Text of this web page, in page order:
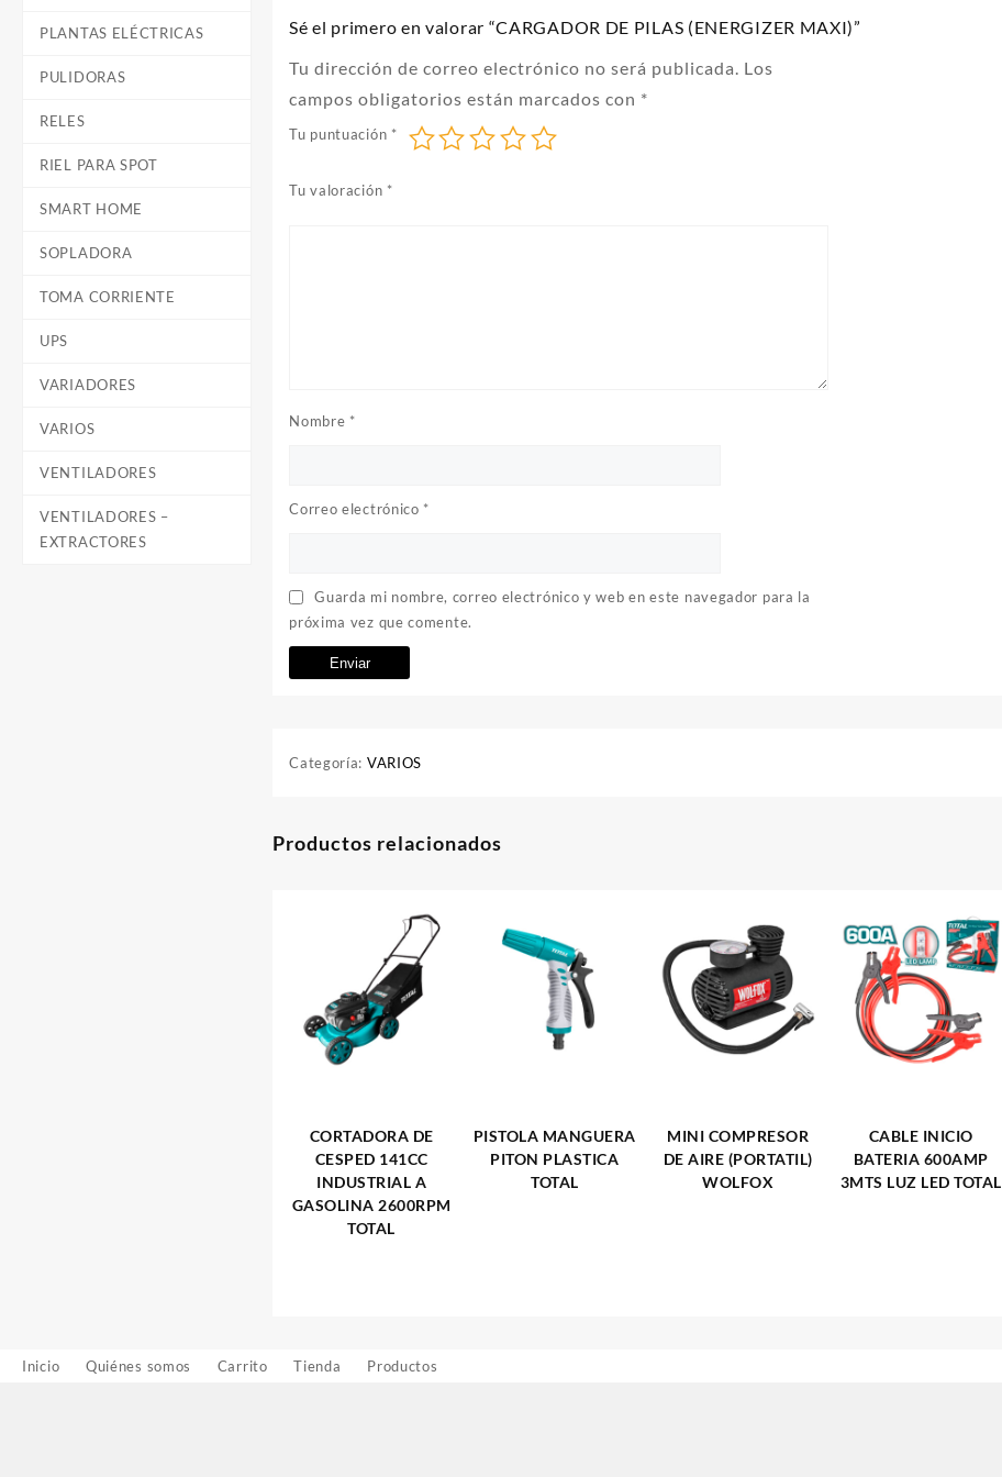
PLANTAS ELÉCTRICAS
PULIDORAS
RELES
RIEL PARA SPOT
SMART HOME
SOPLADORA
TOMA CORRIENTE
UPS
VARIADORES
VARIOS
VENTILADORES
VENTILADORES –
EXTRACTORES
Sé el primero en valorar “CARGADOR DE PILAS (ENERGIZER MAXI)”
Tu dirección de correo electrónico no será publicada. Los
campos obligatorios están marcados con *
Tu puntuación *
Tu valoración *
Nombre *
Correo electrónico *
Guarda mi nombre, correo electrónico y web en este navegador para la
próxima vez que comente.
Categoría: VARIOS
Productos relacionados
CORTADORA DE
CESPED 141CC
INDUSTRIAL A
GASOLINA 2600RPM
TOTAL
PISTOLA MANGUERA
PITON PLASTICA
TOTAL
MINI COMPRESOR
DE AIRE (PORTATIL)
WOLFOX
CABLE INICIO
BATERIA 600AMP
3MTS LUZ LED TOTAL
Inicio Quiénes somos Carrito Tienda Productos